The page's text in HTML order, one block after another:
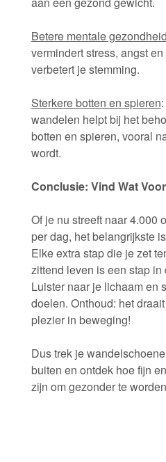
Betere mentale gezondheid
vermindert stress, angst
verbetert je stemming.
Sterkere botten en spieren
wandelen helpt bij het
botten en spieren, vooral
wordt.
Conclusie: Vind Wat
Of je nu streeft naar 4.000
per dag, het belangrijkste
Elke extra stap die je zet
zittend leven is een stap
Luister naar je lichaam en
doelen. Onthoud: het
plezier in beweging!
Dus trek je
buiten en ontdek hoe fijn
zijn om gezonder te